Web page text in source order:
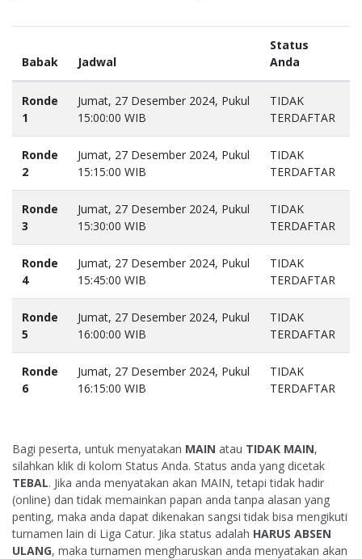
Babak Jadwal
Status
Anda
Ronde
1
Jumat, 27 Desember 2024, Pukul
15:00:00 WIB
TIDAK
TERDAFTAR
Ronde
2
Jumat, 27 Desember 2024, Pukul
15:15:00 WIB
TIDAK
TERDAFTAR
Ronde
3
Jumat, 27 Desember 2024, Pukul
15:30:00 WIB
TIDAK
TERDAFTAR
Ronde
4
Jumat, 27 Desember 2024, Pukul
15:45:00 WIB
TIDAK
TERDAFTAR
Ronde
5
Jumat, 27 Desember 2024, Pukul
16:00:00 WIB
TIDAK
TERDAFTAR
Ronde
6
Jumat, 27 Desember 2024, Pukul
16:15:00 WIB
TIDAK
TERDAFTAR
Bagi peserta, untuk menyatakan MAIN atau TIDAK MAIN,
silahkan klik di kolom Status Anda. Status anda yang dicetak
TEBAL. Jika anda menyatakan akan MAIN, tetapi tidak hadir
(online) dan tidak memainkan papan anda tanpa alasan yang
penting, maka anda dapat dikenakan sangsi tidak bisa mengikuti
turnamen lain di Liga Catur. Jika status adalah HARUS ABSEN
ULANG, maka turnamen mengharuskan anda menyatakan akan